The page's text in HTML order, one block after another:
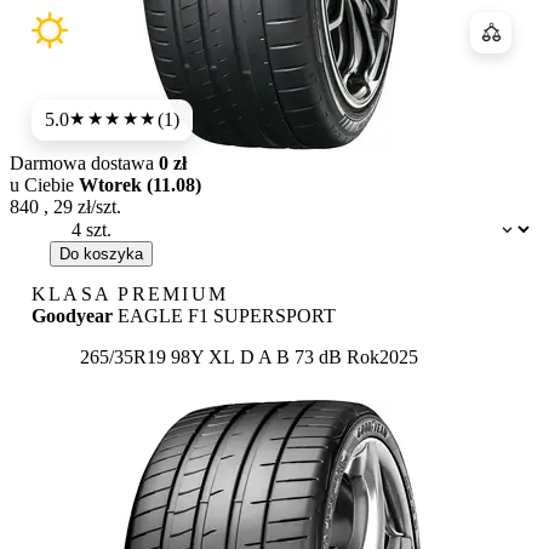
5.0★★★★★(1)
Dostępność:
Darmowa dostawa 0 zł
u Ciebie Wtorek (11.08)
840 , 29 zł/szt.
Do koszyka
KLASA PREMIUM
Goodyear EAGLE F1 SUPERSPORT
265/35R19 98Y XL Etykieta:
D A B 73 dB Rok2025